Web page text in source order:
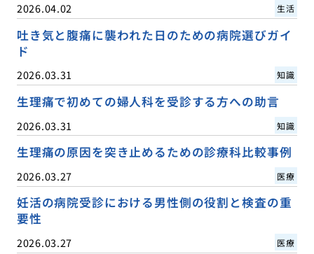
2026.04.02 生活
吐き気と腹痛に襲われた日のための病院選びガイ
ド
2026.03.31 知識
生理痛で初めての婦人科を受診する方への助言
2026.03.31 知識
生理痛の原因を突き止めるための診療科比較事例
2026.03.27 医療
妊活の病院受診における男性側の役割と検査の重
要性
2026.03.27 医療